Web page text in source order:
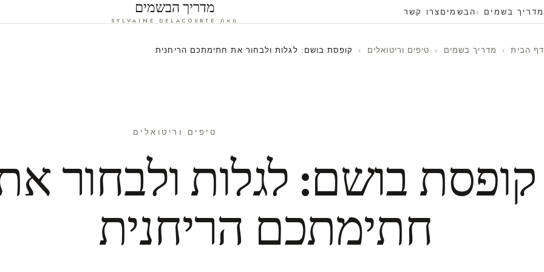
מדריך בשמים הבשמיםצרו קשר מדריך הבשמים
מאת SYLVAINE DELACOURTE
דף הבית › מדריך בשמים › טיפים וריטואלים › קופסת בושם: לגלות ולבחור את חתימתכם הריחנית
טיפים וריטואלים
קופסת בושם: לגלות ולבחור
חתימתכם הריחנית